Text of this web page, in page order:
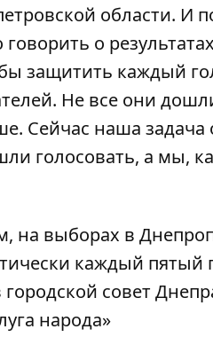
области. И
о
защитить каждый
Не все они
Сейчас наша задача
голосовать, а мы,
на выборах в
каждый пятый
совет
народа»